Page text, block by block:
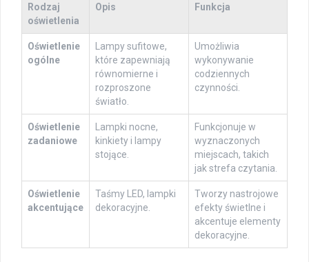
Rodzaj
oświetlenia
Opis Funkcja
Oświetlenie
ogólne
Lampy sufitowe,
które zapewniają
równomierne i
rozproszone
światło.
Umożliwia
wykonywanie
codziennych
czynności.
Oświetlenie
zadaniowe
Lampki nocne,
kinkiety i lampy
stojące.
Funkcjonuje w
wyznaczonych
miejscach, takich
jak strefa czytania.
Oświetlenie
akcentujące
Taśmy LED, lampki
dekoracyjne.
Tworzy nastrojowe
efekty świetlne i
akcentuje elementy
dekoracyjne.